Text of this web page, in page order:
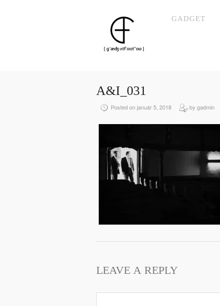
GADGET
A&I_031
Posted on január 5, 2018 by gadmin
LEAVE A REPLY